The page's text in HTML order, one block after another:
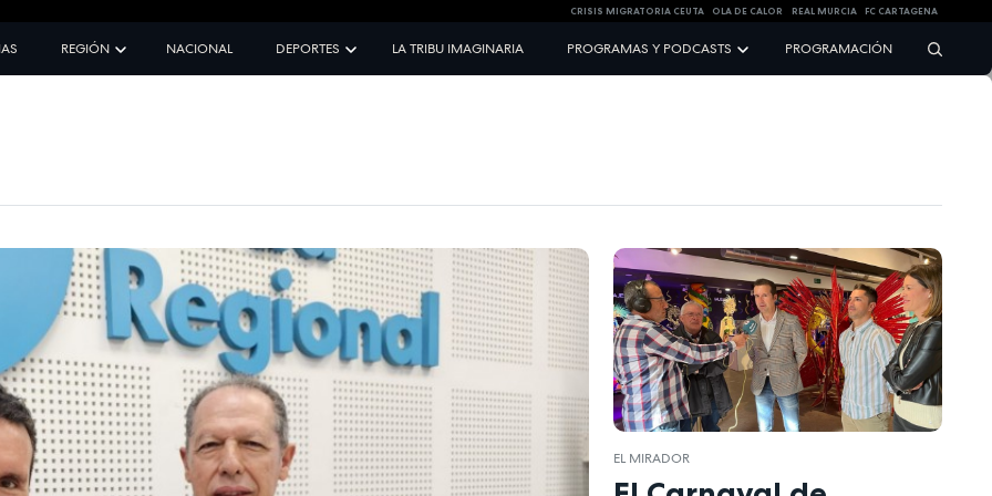
CRISIS MIGRATORIA CEUTA OLA DE CALOR REAL MURCIA FC CARTAGENA
REGIÓN NACIONAL DEPORTES LA TRIBU IMAGINARIA PROGRAMAS Y PODCASTS PROGRAMACIÓN
EL MIRADOR